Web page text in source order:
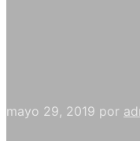
mayo 29, 2019 por